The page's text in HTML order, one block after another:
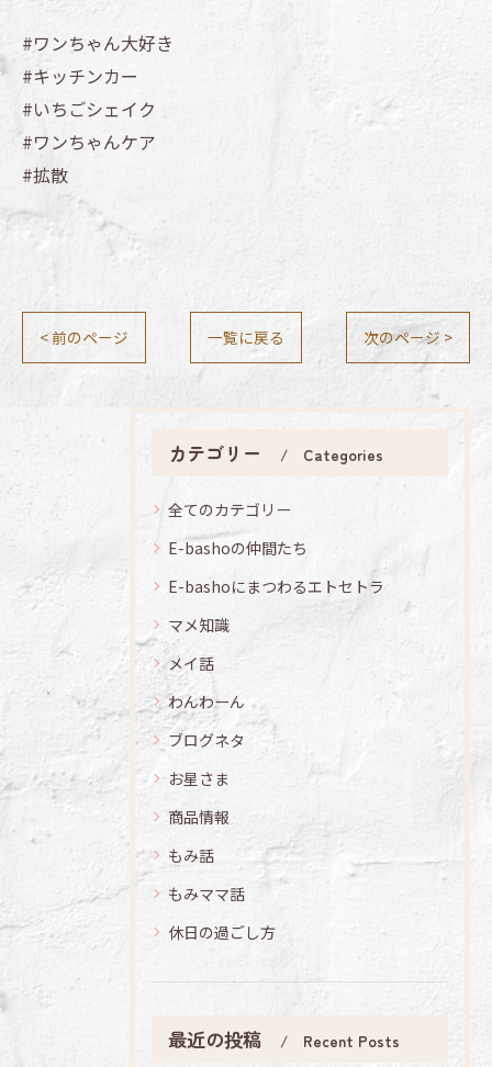
#ワンちゃん大好き
#キッチンカー
#いちごシェイク
#ワンちゃんケア
#拡散
< 前のページ 一覧に戻る 次のページ >
カテゴリー Categories
全てのカテゴリー
E-bashoの仲間たち
E-bashoにまつわるエトセトラ
マメ知識
メイ話
わんわーん
ブログネタ
お星さま
商品情報
もみ話
もみママ話
休日の過ごし方
最近の投稿 Recent Posts